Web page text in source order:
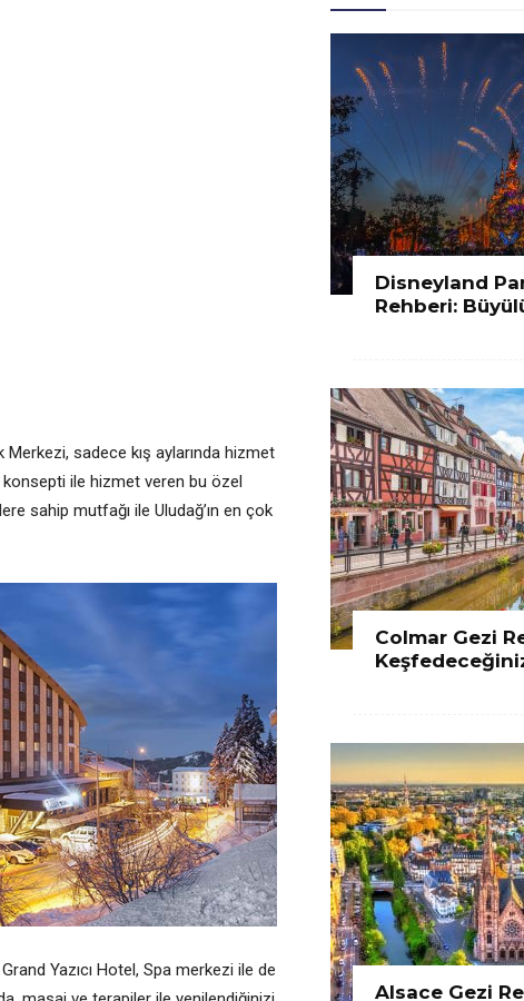
sadece kış aylarında hizmet
konsepti ile hizmet veren bu özel
sahip mutfağı ile Uludağ’ın en çok
Yazıcı Hotel, Spa merkezi ile de
Disneyland
Rehberi:
Colmar Gezi
Alsace Gezi